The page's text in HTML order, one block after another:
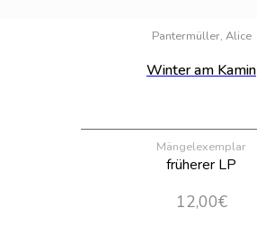
Pantermüller, Alice
Winter am Kamin
Mängelexemplar
früherer LP
12,00€